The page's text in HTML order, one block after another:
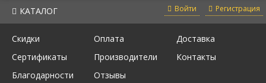
Войти Регистрация
КАТАЛОГ
Скидки Оплата
Доставка
Сертификаты
Производители
Контакты
Благодарности
Отзывы